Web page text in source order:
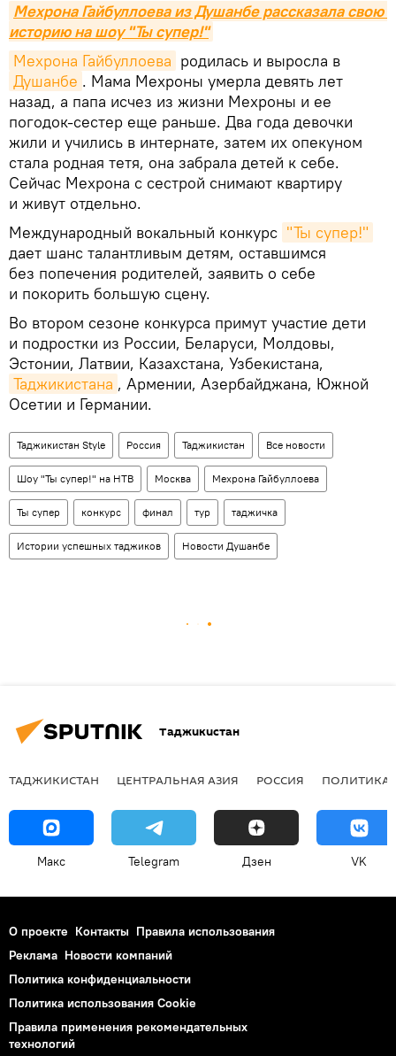
Мехрона Гайбуллоева из Душанбе рассказала свою
историю на шоу "Ты супер!"
Мехрона Гайбуллоева родилась и выросла в
Душанбе . Мама Мехроны умерла девять лет
назад, а папа исчез из жизни Мехроны и ее
погодок-сестер еще раньше. Два года девочки
жили и учились в интернате, затем их опекуном
стала родная тетя, она забрала детей к себе.
Сейчас Мехрона с сестрой снимают квартиру
и живут отдельно.
Международный вокальный конкурс "Ты супер!"
дает шанс талантливым детям, оставшимся
без попечения родителей, заявить о себе
и покорить большую сцену.
Во втором сезоне конкурса примут участие дети
и подростки из России, Беларуси, Молдовы,
Эстонии, Латвии, Казахстана, Узбекистана,
Таджикистана , Армении, Азербайджана, Южной
Осетии и Германии.
Таджикистан Style Россия Таджикистан Все новости
Шоу "Ты супер!" на НТВ Москва Мехрона Гайбуллоева
Ты супер конкурс финал тур таджичка
Истории успешных таджиков Новости Душанбе
Таджикистан
ТАДЖИКИСТАН ЦЕНТРАЛЬНАЯ АЗИЯ РОССИЯ ПОЛИТИКА
Макс Telegram Дзен VK
О проекте Контакты Правила использования
Реклама Новости компаний
Политика конфиденциальности
Политика использования Cookie
Правила применения рекомендательных
технологий